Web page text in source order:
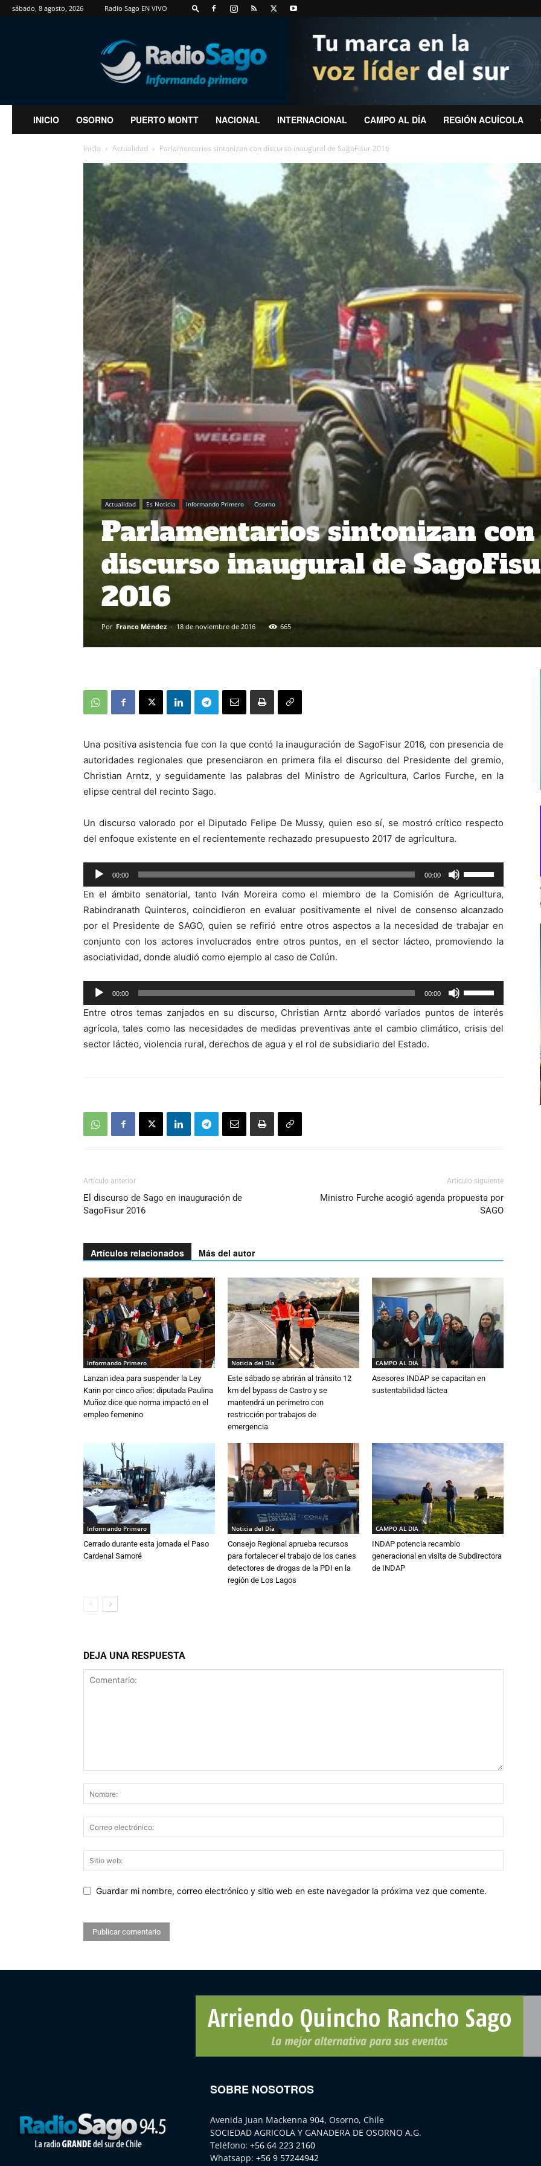
sábado, 8 agosto, 2026 Radio Sago EN VIVO
RadioSago
INICIO OSORNO PUERTO MONTT NACIONAL INTERNACIONAL CAMPO AL DÍA REGIÓN ACUÍCOLA
Inicio Actualidad Parlamentarios sintonizan con discurso inaugural de SagoFisur 2016
Actualidad Es Noticia Informando Primero Osorno
Parlamentarios sintonizan con
discurso inaugural de
2016
Por Franco Méndez - 18 de noviembre de 2016 665
Una positiva asistencia fue con la que contó la inauguración de SagoFisur 2016, con presencia de
autoridades regionales que presenciaron en primera fila el discurso del Presidente del gremio,
Christian Arntz, y seguidamente las palabras del Ministro de Agricultura, Carlos Furche, en la
elipse central del recinto Sago.
Un discurso valorado por el Diputado Felipe De Mussy, quien eso sí, se mostró crítico respecto
del enfoque existente en el recientemente rechazado presupuesto 2017 de agricultura.
Reproductor
de
audio
00:00 00:00
las
teclas
de
flecha
arriba/abajo
aumentar
o
disminuir
el
En el ámbito senatorial, tanto Iván Moreira como el miembro de la Comisión de Agricultura,
Rabindranath Quinteros, coincidieron en evaluar positivamente el nivel de consenso alcanzado
por el Presidente de SAGO, quien se refirió entre otros aspectos a la necesidad de trabajar en
conjunto con los actores involucrados entre otros puntos, en el sector lácteo, promoviendo la
asociatividad, donde aludió como ejemplo al caso de Colún.
Reproductor
de
audio
00:00 00:00
las
teclas
de
Entre otros temas zanjados en su discurso, Christian Arntz abordó variados puntos de interés
agrícola, tales como las necesidades de medidas preventivas ante el cambio climático, crisis del
sector lácteo, violencia rural, derechos de agua y el rol de subsidiario del Estado.
Artículo anterior
El discurso de Sago en inauguración de
SagoFisur 2016
Artículo siguiente
Ministro Furche acogió agenda propuesta por
SAGO
Artículos relacionados Más del autor
Informando Primero
Lanzan idea para suspender la Ley
Karin por cinco años: diputada Paulina
Muñoz dice que norma impactó en el
empleo femenino
Noticia del Día
Este sábado se abrirán al tránsito 12
km del bypass de Castro y se
mantendrá un perímetro con
restricción por trabajos de
emergencia
CAMPO AL DIA
Asesores INDAP se capacitan en
sustentabilidad láctea
Informando Primero
Cerrado durante esta jornada el Paso
Cardenal Samoré
Noticia del Día
Consejo Regional aprueba recursos
para fortalecer el trabajo de los canes
detectores de drogas de la PDI en la
región de Los Lagos
CAMPO AL DIA
INDAP potencia recambio
generacional en visita de Subdirectora
de INDAP
DEJA UNA RESPUESTA
Guardar mi nombre, correo electrónico y sitio web en este navegador la próxima vez que comente.
SOBRE NOSOTROS
Avenida Juan Mackenna 904, Osorno, Chile
SOCIEDAD AGRICOLA Y GANADERA DE OSORNO A.G.
Teléfono: +56 64 223 2160
Whatsapp: +56 9 57244942